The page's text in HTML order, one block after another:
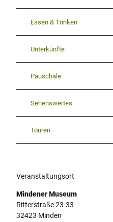
Essen & Trinken
Unterkünfte
Pauschale
Sehenswertes
Touren
Veranstaltungsort
Mindener Museum
Ritterstraße 23-33
32423 Minden